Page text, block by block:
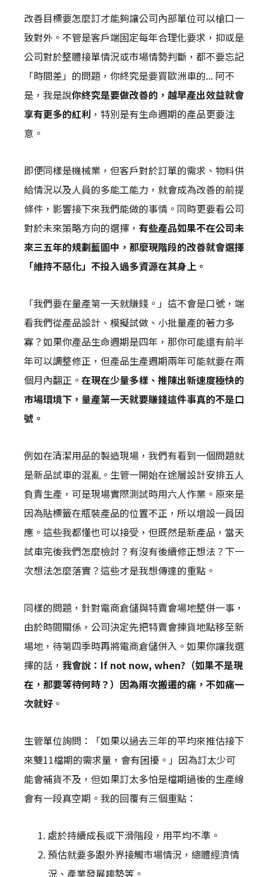
改善目標要怎麼訂才能夠讓公司內部單位可以槍口一
致對外。不管是客戶端固定每年合理化要求，抑或是
公司對於整體接單情況或市場情勢判斷，都不要忘記
「時間差」的問題，你終究是要買歐洲車的... 阿不
是，我是說你終究是要做改善的，越早產出效益就會
享有更多的紅利 ，特別是有生命週期的產品更要注
意。
即便同樣是機械業，但客戶對於訂單的需求、物料供
給情況以及人員的多能工能力，就會成為改善的前提
條件，影響接下來我們能做的事情。同時更要看公司
對於未來策略方向的選擇， 有些產品如果不在公司未
來三五年的規劃藍圖中，那麼現階段的改善就會選擇
「維持不惡化」不投入過多資源在其身上。
「我們要在量產第一天就賺錢。」這不會是口號，端
看我們從產品設計、模擬試做、小批量產的著力多
寡？如果你產品生命週期是四年，那你可能還有前半
年可以調整修正，但產品生產週期兩年可能就要在兩
個月內翻正。 在現在少量多樣、推陳出新速度極快的
市場環境下，量產第一天就要賺錢這件事真的不是口
號。
例如在清潔用品的製造現場，我們有看到一個問題就
是新品試車的混亂。生管一開始在途層設計安排五人
負責生產，可是現場實際測試時用六人作業。原來是
因為貼標籤在瓶裝產品的位置不正，所以增設一員因
應。這些我都懂也可以接受，但既然是新產品，當天
試車完後我們怎麼檢討？有沒有後續修正想法？下一
次想法怎麼落實？這些才是我想傳達的重點。
同樣的問題，針對電商倉儲與特賣會場地整併一事，
由於時間關係，公司決定先把特賣會揀貨地點移至新
場地，待第四季時再將電商倉儲併入。如果你讓我選
擇的話， 我會說：If not now, when?（如果不是現
在，那要等待何時？）因為兩次搬遷的痛，不如痛一
次就好。
生管單位詢問：「如果以過去三年的平均來推估接下
來雙11檔期的需求量，會有困擾。」因為訂太少可
能會補貨不及，但如果訂太多怕是檔期過後的生產線
會有一段真空期。我的回覆有三個重點：
處於持續成長或下滑階段，用平均不準。
預估就要多跟外界接觸市場情況，總體經濟情
況、產業發展趨勢等。